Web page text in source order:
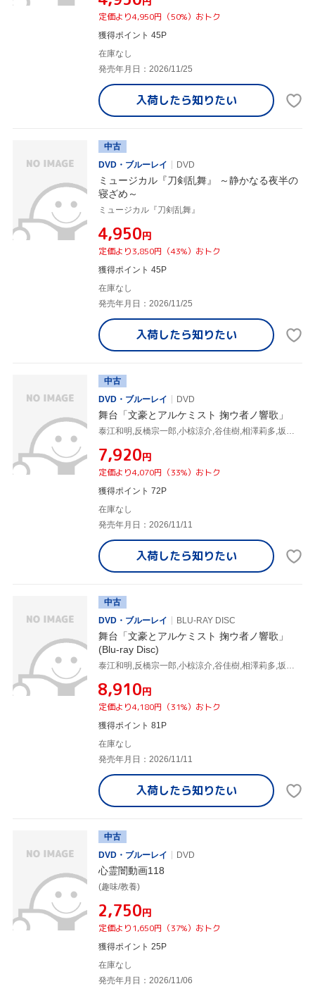
定価より4,950円（50%）おトク
獲得ポイント 45P
在庫なし
発売年月日：2026/11/25
入荷したら知りたい
中古
DVD・ブルーレイ
DVD
ミュージカル『刀剣乱舞』 ～静かなる夜半の
寝ざめ～
ミュージカル『刀剣乱舞』
¥4,950円
定価より3,850円（43%）おトク
獲得ポイント 45P
在庫なし
発売年月日：2026/11/25
入荷したら知りたい
中古
DVD・ブルーレイ
DVD
舞台「文豪とアルケミスト 掬ウ者ノ響歌」
泰江和明,反橋宗一郎,小椋涼介,谷佳樹,相澤莉多,坂本英城,tak,宮里豊
¥7,920円
定価より4,070円（33%）おトク
獲得ポイント 72P
在庫なし
発売年月日：2026/11/11
入荷したら知りたい
中古
DVD・ブルーレイ
BLU-RAY DISC
舞台「文豪とアルケミスト 掬ウ者ノ響歌」
(Blu-ray Disc)
泰江和明,反橋宗一郎,小椋涼介,谷佳樹,相澤莉多,坂本英城,tak,宮里豊
¥8,910円
定価より4,180円（31%）おトク
獲得ポイント 81P
在庫なし
発売年月日：2026/11/11
入荷したら知りたい
中古
DVD・ブルーレイ
DVD
心霊闇動画118
(趣味/教養)
¥2,750円
定価より1,650円（37%）おトク
獲得ポイント 25P
在庫なし
発売年月日：2026/11/06